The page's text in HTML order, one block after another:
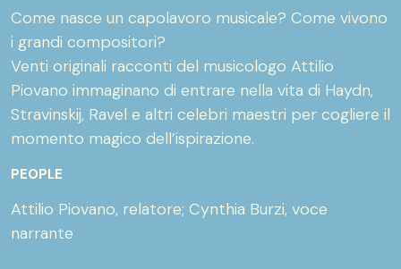
Come nasce un capolavoro musicale? Come vivono
i grandi compositori?
Venti originali racconti del musicologo Attilio
Piovano immaginano di entrare nella vita di Haydn,
Stravinskij, Ravel e altri celebri maestri per cogliere il
momento magico dell’ispirazione.
PEOPLE
Attilio Piovano, relatore; Cynthia Burzi, voce
narrante